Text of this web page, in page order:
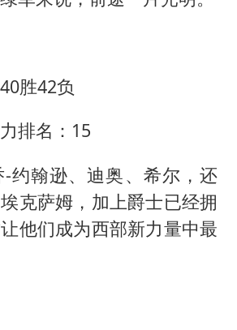
胜42负
排名：15
约翰逊、迪奥、希尔，还
克萨姆，加上爵士已经拥
他们成为西部新力量中最